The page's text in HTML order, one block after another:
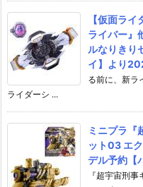
【仮面ラ
ライバー』
ルなりきり
イ】より
る前に、新ラ
ライダーシ ...
ミニプラ『
ット03 エ
デル予約【
『超宇宙刑